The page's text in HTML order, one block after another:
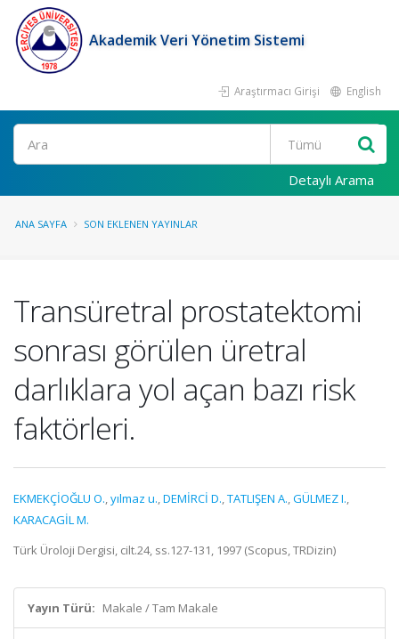
Akademik Veri Yönetim Sistemi
Araştırmacı Girişi English
Ara
Detaylı Arama
ANA SAYFA SON EKLENEN YAYINLAR
Transüretral prostatektomi
sonrası görülen üretral
darlıklara yol açan bazı risk
faktörleri.
EKMEKÇİOĞLU O.,yılmaz u.,DEMİRCİ D.,TATLIŞEN A.,GÜLMEZ I.,
KARACAGİL M.
Türk Üroloji Dergisi, cilt.24, ss.127-131, 1997 (Scopus, TRDizin)
Yayın Türü: Makale / Tam Makale